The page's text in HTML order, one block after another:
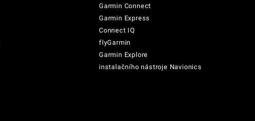
Garmin Connect
Garmin Express
Connect IQ
flyGarmin
Garmin Explore
instalačního nástroje Navionics